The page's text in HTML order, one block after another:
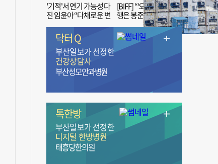
'기적'서 연기 가능성 다
진 임윤아 “다채로운 변
[BIFF] “‘오징어 게임’ 흥
행은 봉준호 감독 ‘1인
치 장벽’ 무너진 순간”
닥터 Q
부산일보가 선정한
건강상담사
부산성모안과병원
톡한방
부산일보가 선정한
디지털 한방병원
태흥당한의원